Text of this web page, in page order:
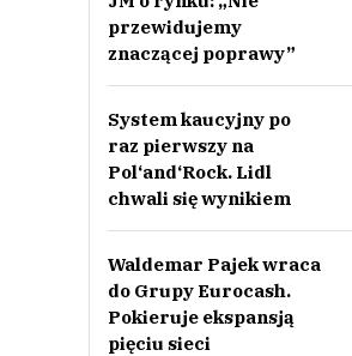
przewidujemy
znaczącej poprawy”
System kaucyjny po
raz pierwszy na
Pol‘and‘Rock. Lidl
chwali się wynikiem
Waldemar Pajek wraca
do Grupy Eurocash.
Pokieruje ekspansją
pięciu sieci